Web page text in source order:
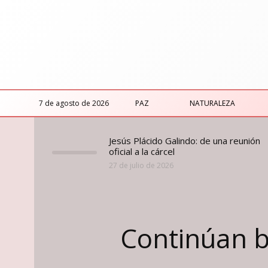
7 de agosto de 2026 PAZ NATURALEZA
Jesús Plácido Galindo: de una reunión
oficial a la cárcel
27 de julio de 2026
Continúan